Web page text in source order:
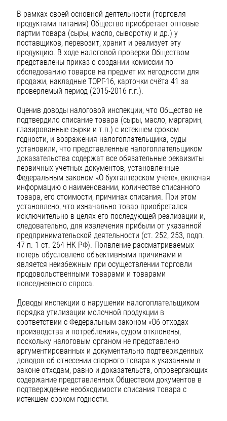
В рамках своей основной деятельности (торговля
продуктами питания) Общество приобретает оптовые
партии товара (сыры, масло, сыворотку и др.) у
поставщиков, перевозит, хранит и реализует эту
продукцию. В ходе налоговой проверки Обществом
представлены приказ о создании комиссии по
обследованию товаров на предмет их негодности для
продажи, накладные ТОРГ-16, карточки счёта 41 за
проверяемый период (2015-2016 г.г.).
Оценив доводы налоговой инспекции, что Общество не
подтвердило списание товара (сыры, масло, маргарин,
глазированные сырки и т.п.) с истекшем сроком
годности, и возражения налогоплательщика, суды
установили, что представленные налогоплательщиком
доказательства содержат все обязательные реквизиты
первичных учетных документов, установленные
Федеральным законом «О бухгалтерском учёте», включая
информацию о наименовании, количестве списанного
товара, его стоимости, причинах списания. При этом
установлено, что изначально товар приобретался
исключительно в целях его последующей реализации и,
следовательно, для извлечения прибыли от указанной
предпринимательской деятельности (ст. 252, 253, подп.
47 п. 1 ст. 264 НК РФ). Появление рассматриваемых
потерь обусловлено объективными причинами и
является неизбежным при осуществлении торговли
продовольственными товарами и товарами
повседневного спроса.
Доводы инспекции о нарушении налогоплательщиком
порядка утилизации молочной продукции в
соответствии с Федеральным законом «Об отходах
производства и потребления», судом отклонены,
поскольку налоговым органом не представлено
аргументированных и документально подтвержденных
доводов об отнесении спорного товара к указанным в
законе отходам, равно и доказательств, опровергающих
содержание представленных Обществом документов в
подтверждение необходимости списания товара с
истекшем сроком годности.